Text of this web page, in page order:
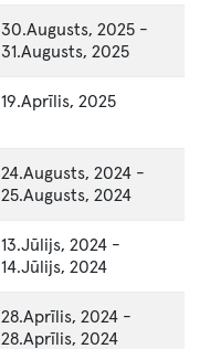
30.Augusts, 2025 -
31.Augusts, 2025
19.Aprīlis, 2025
24.Augusts, 2024 -
25.Augusts, 2024
13.Jūlijs, 2024 -
14.Jūlijs, 2024
28.Aprīlis, 2024 -
28.Aprīlis, 2024